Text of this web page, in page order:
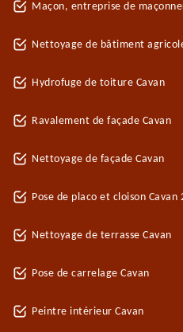
Maçon, entreprise de
Nettoyage de bâtiment
Hydrofuge de toiture Cavan
Ravalement de façade Cavan
Nettoyage de façade Cavan
Pose de placo et cloison Cavan
Nettoyage de terrasse Cavan
Pose de carrelage Cavan
Peintre intérieur Cavan